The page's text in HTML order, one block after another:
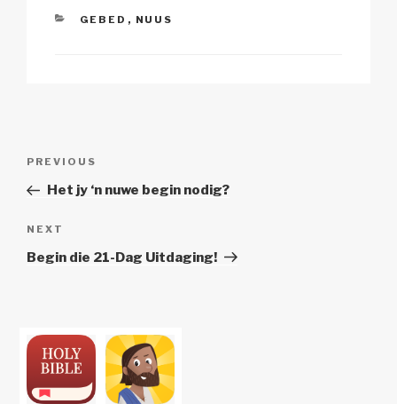
CATEGORIES
GEBED , NUUS
Previous
Post
PREVIOUS
Het jy ‘n nuwe begin nodig?
Next
Post
NEXT
Begin die 21-Dag Uitdaging!